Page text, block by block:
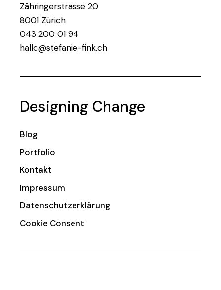
Zähringerstrasse 20
8001 Zürich
043 200 01 94
hallo@stefanie-fink.ch
Designing Change
Blog
Portfolio
Kontakt
Impressum
Datenschutzerklärung
Cookie Consent